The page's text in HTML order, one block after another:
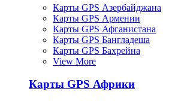
Карты GPS Азербайджана
Карты GPS Армении
Карты GPS Афганистана
Карты GPS Бангладеша
Карты GPS Бахрейна
View More
Карты GPS Африки